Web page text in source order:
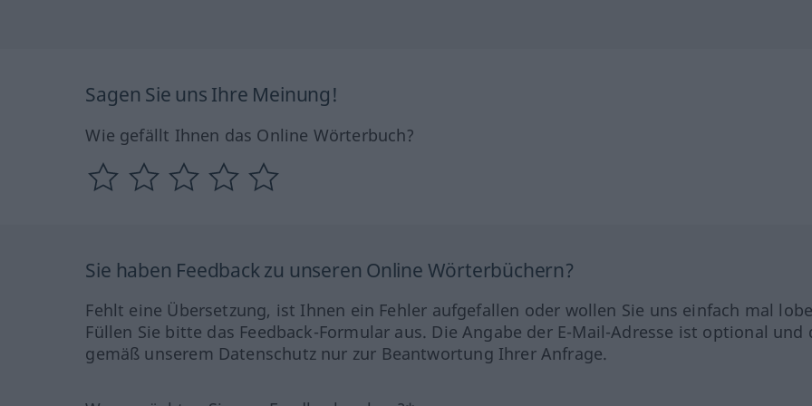
Sagen Sie uns Ihre Meinung!
Wie gefällt Ihnen das Online Wörterbuch?
Sie haben Feedback zu unseren Online Wörterbüchern?
Fehlt eine Übersetzung, ist Ihnen ein Fehler aufgefallen oder wollen Sie uns einfach mal
Füllen Sie bitte das Feedback-Formular aus. Die Angabe der E-Mail-Adresse ist optional und
gemäß unserem Datenschutz nur zur Beantwortung Ihrer Anfrage.